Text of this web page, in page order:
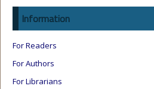
Information
For Readers
For Authors
For Librarians